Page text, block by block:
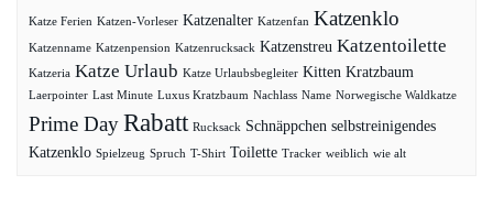
Katze Ferien Katzen-Vorleser Katzenalter Katzenfan Katzenklo
Katzenname Katzenpension Katzenrucksack Katzenstreu Katzentoilette
Katzeria Katze Urlaub Katze Urlaubsbegleiter Kitten Kratzbaum
Laerpointer Last Minute Luxus Kratzbaum Nachlass Name Norwegische Waldkatze
Prime DayRabatt Rucksack Schnäppchen selbstreinigendes
Katzenklo Spielzeug Spruch T-Shirt Toilette Tracker weiblich wie alt